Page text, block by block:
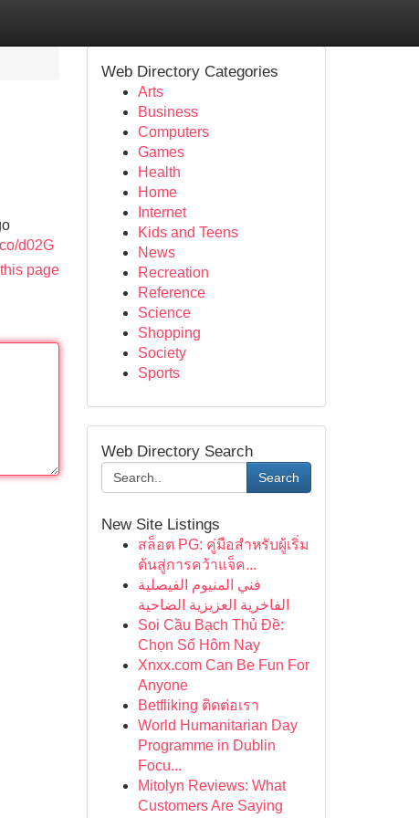
d02G
page
Web Directory Categories
Arts
Business
Computers
Games
Health
Home
Internet
Kids and Teens
News
Recreation
Reference
Science
Shopping
Society
Sports
Web Directory Search
Search
New Site Listings
สล็อต PG: คู่มือสำหรับผู้เริ่ม
ต้นสู่การคว้าแจ็ค...
فني المنيوم الفيصلية
الفاخرية العزيزية الضاحية
Soi Cầu Bạch Thủ Đề:
Chọn Số Hôm Nay
Xnxx.com Can Be Fun For
Anyone
Betfliking ติดต่อเรา
World Humanitarian Day
Programme in Dublin
Focu...
Mitolyn Reviews: What
Customers Are Saying